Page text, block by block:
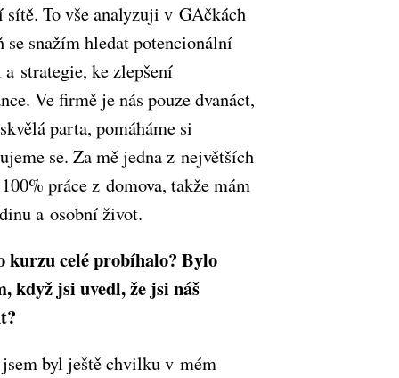
To vše analyzuji v GAčkách
se snažím hledat potencionální
strategie, ke zlepšení
Ve firmě je nás pouze dvanáct,
parta, pomáháme si
se. Za mě jedna z největších
práce z domova, takže mám
a osobní život.
kurzu celé probíhalo? Bylo
když jsi uvedl, že jsi náš
byl ještě chvilku v mém